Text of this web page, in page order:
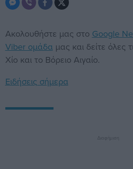
Ακολουθήστε μας στο Google
Viber ομάδα μας και δείτε όλες
Χίο και το Βόρειο Αιγαίο.
Ειδήσεις σήμερα
Διαφήμιση